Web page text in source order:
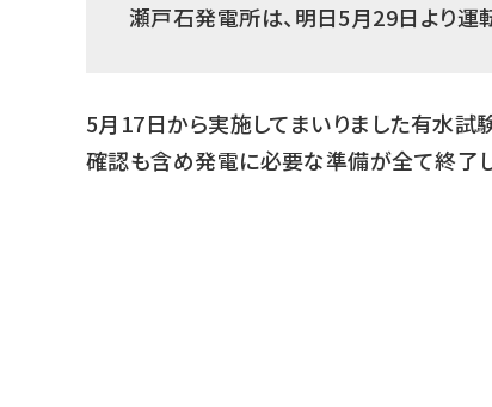
瀬戸石発電所は、明日5月29日より運
5月17日から実施してまいりました有水試
確認も含め発電に必要な準備が全て終了